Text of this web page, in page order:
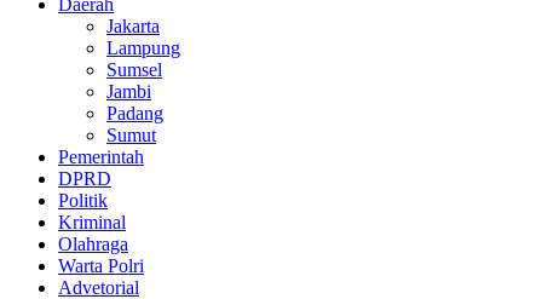
Daerah
Jakarta
Lampung
Sumsel
Jambi
Padang
Sumut
Pemerintah
DPRD
Politik
Kriminal
Olahraga
Warta Polri
Advetorial